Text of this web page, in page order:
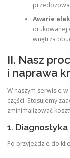
Awarie
drukowanej
wnętrza
II. Nasz
i naprawa
W naszym serwisie
części. Stosujemy
zminimalizować
1.
Po przyjeździe do